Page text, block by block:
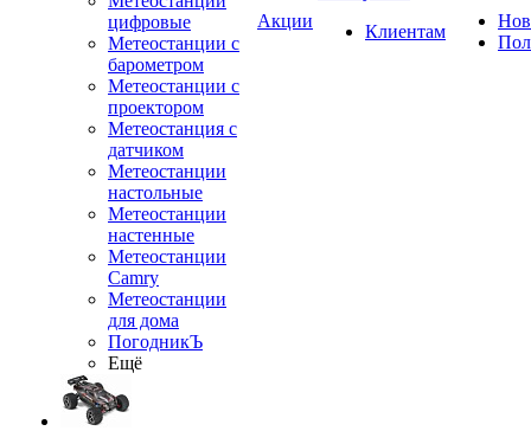
цифровые
Метеостанции с
барометром
Метеостанции с
проектором
Метеостанция с
датчиком
Метеостанции
настольные
Метеостанции
настенные
Метеостанции
Camry
Метеостанции
для дома
ПогодникЪ
Ещё
Акции
Клиентам